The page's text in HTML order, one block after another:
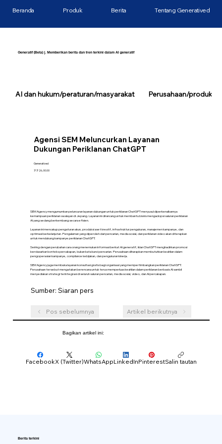
Generatif (Beta) |. Memberikan berita dan tren terkini dalam AI generatif
Agensi SEM Meluncurkan Layanan
Dukungan Periklanan ChatGPT
Generatived
7/7/26, 00.00
SEM Agency mengumumkan peluncuran layanan dukungan untuk periklanan ChatGPT menyusul diperkenalkannya
kemampuan periklanan swalayan di Jepang. Layanan ini dirancang untuk membantu bisnis mengadopsi saluran periklanan
AI yang sedang berkembang secara efisien.
Layanan ini mencakup pengaturan akun, produksi aset kreatif, infrastruktur pengukuran, manajemen kampanye, dan
optimasi berkelanjutan. Pengalaman yang diperoleh dari pencarian, media sosial, dan periklanan video akan diterapkan
untuk mendukung kampanye periklanan ChatGPT.
Seiring dengan perubahan cara orang menemukan informasi berkat AI generatif, iklan ChatGPT menghadirkan promosi
berdasarkan konteks percakapan, bukan kata kunci pencarian. Perusahaan diharapkan membutuhkan keahlian dalam
pengoperasian kampanye, compliance kebijakan, dan pengukuran kinerja.
SEM Agency juga membuka layanan konsultasi gratis bagi organisasi yang mempertimbangkan periklanan ChatGPT.
Perusahaan tersebut mengatakan berencana untuk terus memperluas keahlian dalam periklanan berbasis AI sambil
menyediakan strategi terintegrasi di seluruh saluran pencarian, media sosial, video, dan AI percakapan.
Sumber: Siaran pers
Pos sebelumnya Artikel berikutnya
Beranda Produk Berita Tentang Generatived
Bagikan artikel ini:
FacebookX (Twitter)WhatsAppLinkedInPinterestSalin tautan
AI dan hukum/peraturan/masyarakat Perusahaan/produk/
Berita terkini